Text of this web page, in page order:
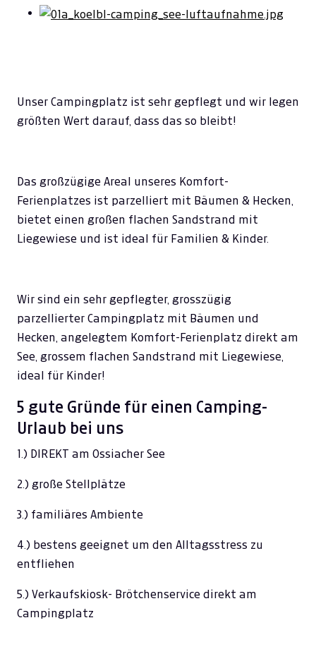
Unser Campingplatz ist sehr gepflegt und wir legen
größten Wert darauf, dass das so bleibt!
Das großzügige Areal unseres Komfort-
Ferienplatzes ist parzelliert mit Bäumen & Hecken,
bietet einen großen flachen Sandstrand mit
Liegewiese und ist ideal für Familien & Kinder.
Wir sind ein sehr gepflegter, grosszügig
parzellierter Campingplatz mit Bäumen und
Hecken, angelegtem Komfort-Ferienplatz direkt am
See, grossem flachen Sandstrand mit Liegewiese,
ideal für Kinder!
5 gute Gründe für einen Camping-
Urlaub bei uns
1.) DIREKT am Ossiacher See
2.) große Stellplätze
3.) familiäres Ambiente
4.) bestens geeignet um den Alltagsstress zu
entfliehen
5.) Verkaufskiosk- Brötchenservice direkt am
Campingplatz